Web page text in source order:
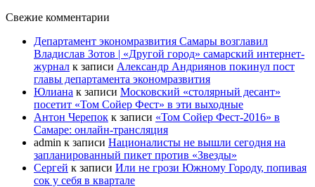
Свежие комментарии
Департамент экономразвития Самары возглавил
Владислав Зотов | «Другой город» самарский интернет-
журнал к записи Александр Андриянов покинул пост
главы департамента экономразвития
Юлиана к записи Московский «столярный десант»
посетит «Том Сойер Фест» в эти выходные
Антон Черепок к записи «Том Сойер Фест-2016» в
Самаре: онлайн-трансляция
admin к записи Националисты не вышли сегодня на
запланированный пикет против «Звезды»
Сергей к записи Или не грози Южному Городу, попивая
сок у себя в квартале